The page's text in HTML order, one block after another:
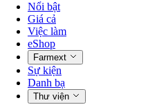
Nổi bật
Giá cả
Việc làm
eShop
Farmext
Sự kiện
Danh bạ
Thư viện